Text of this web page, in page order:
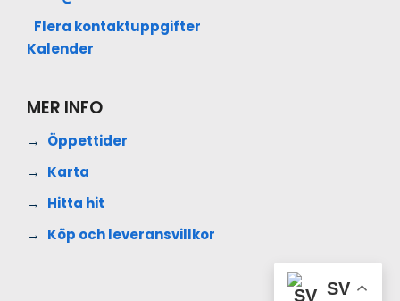
Flera kontaktuppgifter
Kalender
MER INFO
Öppettider
Karta
Hitta hit
Köp och leveransvillkor
SV